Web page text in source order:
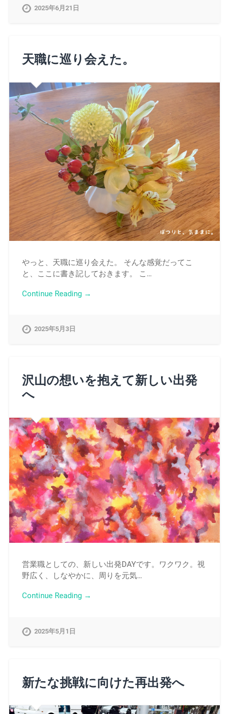
2025年6月21日
天職に巡り会えた。
やっと、天職に巡り会えた。 そんな感覚だってこ
と、ここに書き記しておきます。 こ…
Continue Reading →
2025年5月3日
沢山の想いを抱えて新しい出発
へ
営業職としての、新しい出発DAYです。ワクワク。視
野広く、しなやかに、周りを元気…
Continue Reading →
2025年5月1日
新たな挑戦に向けた再出発へ